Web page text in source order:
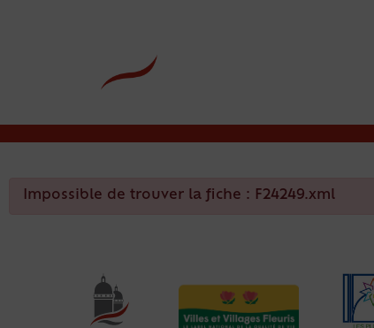
Impossible de trouver la fiche : F24249.xml